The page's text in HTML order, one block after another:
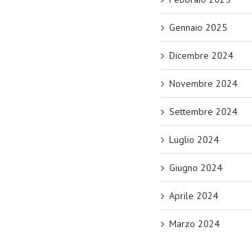
Gennaio 2025
Dicembre 2024
Novembre 2024
Settembre 2024
Luglio 2024
Giugno 2024
Aprile 2024
Marzo 2024